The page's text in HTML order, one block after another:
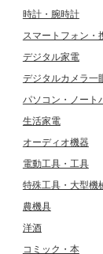
時計・腕時計
スマートフォン・
デジタル家電
デジタルカメラ一
パソコン・ノート
生活家電
オーディオ機器
電動工具・工具
特殊工具・大型機
農機具
洋酒
コミック・本